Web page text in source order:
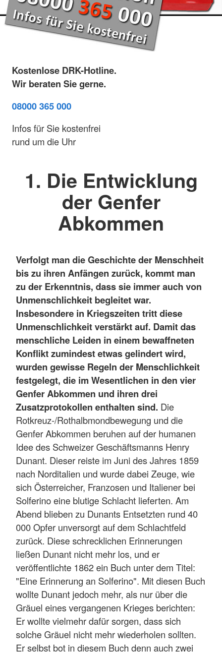
Kostenlose DRK-Hotline.
Wir beraten Sie gerne.
08000 365 000
Infos für Sie kostenfrei
rund um die Uhr
1. Die Entwicklung
der Genfer
Abkommen
Verfolgt man die Geschichte der Menschheit
bis zu ihren Anfängen zurück, kommt man
zu der Erkenntnis, dass sie immer auch von
Unmenschlichkeit begleitet war.
Insbesondere in Kriegszeiten tritt diese
Unmenschlichkeit verstärkt auf. Damit das
menschliche Leiden in einem bewaffneten
Konflikt zumindest etwas gelindert wird,
wurden gewisse Regeln der Menschlichkeit
festgelegt, die im Wesentlichen in den vier
Genfer Abkommen und ihren drei
Zusatzprotokollen enthalten sind. Die
Rotkreuz-/Rothalbmondbewegung und die
Genfer Abkommen beruhen auf der humanen
Idee des Schweizer Geschäftsmanns Henry
Dunant. Dieser reiste im Juni des Jahres 1859
nach Norditalien und wurde dabei Zeuge, wie
sich Österreicher, Franzosen und Italiener bei
Solferino eine blutige Schlacht lieferten. Am
Abend blieben zu Dunants Entsetzten rund 40
000 Opfer unversorgt auf dem Schlachtfeld
zurück. Diese schrecklichen Erinnerungen
ließen Dunant nicht mehr los, und er
veröffentlichte 1862 ein Buch unter dem Titel:
"Eine Erinnerung an Solferino". Mit diesen Buch
wollte Dunant jedoch mehr, als nur über die
Gräuel eines vergangenen Krieges berichten:
Er wollte vielmehr dafür sorgen, dass sich
solche Gräuel nicht mehr wiederholen sollten.
Er selbst bot in diesem Buch denn auch zwei